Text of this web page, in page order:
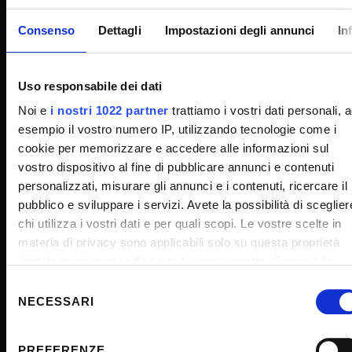
Consenso Dettagli Impostazioni degli annunci
Uso responsabile dei dati
Noi e i nostri 1022 partner trattiamo i vostri dati personali,
esempio il vostro numero IP, utilizzando tecnologie come i
cookie per memorizzare e accedere alle informazioni sul
vostro dispositivo al fine di pubblicare annunci e contenuti
personalizzati, misurare gli annunci e i contenuti, ricercare il
pubblico e sviluppare i servizi. Avete la possibilità di
chi utilizza i vostri dati e per quali scopi. Le vostre scelte in
materia di privacy sono applicabili solo su questa proprietà
momento dalla Dichiarazione sui cookie o facendo clic
delNECESSARI
Transparency
Official University Register
Job vacancies
Procurement
Notifications
Terms and conditions
Privacy policy
Sponsorizzazioni e donazioni